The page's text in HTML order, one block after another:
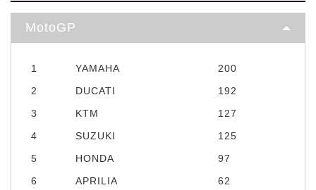
MotoGP
1 YAMAHA
200
2
DUCATI
192
3
KTM
127
4
SUZUKI
125
5
HONDA
97
6
APRILIA 62